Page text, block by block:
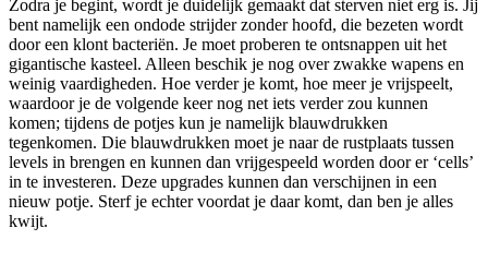
Zodra je begint, wordt je duidelijk gemaakt dat sterven niet erg is. Jij
bent namelijk een ondode strijder zonder hoofd, die bezeten wordt
door een klont bacteriën. Je moet proberen te ontsnappen uit het
gigantische kasteel. Alleen beschik je nog over zwakke wapens en
weinig vaardigheden. Hoe verder je komt, hoe meer je vrijspeelt,
waardoor je de volgende keer nog net iets verder zou kunnen
komen; tijdens de potjes kun je namelijk blauwdrukken
tegenkomen. Die blauwdrukken moet je naar de rustplaats tussen
levels in brengen en kunnen dan vrijgespeeld worden door er ‘cells’
in te investeren. Deze upgrades kunnen dan verschijnen in een
nieuw potje. Sterf je echter voordat je daar komt, dan ben je alles
kwijt.